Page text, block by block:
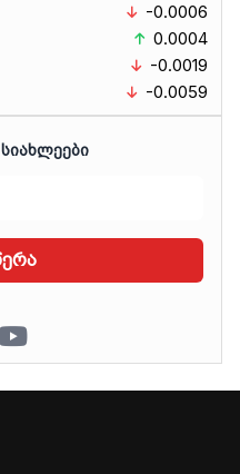
-0.0006
0.0004
-0.0019
-0.0059